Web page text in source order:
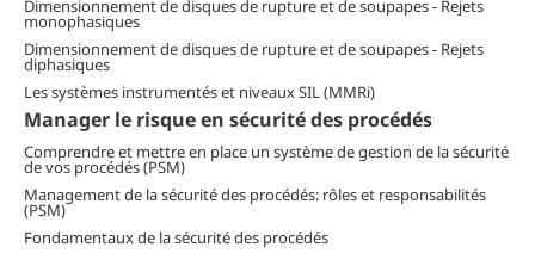
Dimensionnement de disques de rupture et de soupapes - Rejets
monophasiques
Dimensionnement de disques de rupture et de soupapes - Rejets
diphasiques
Les systèmes instrumentés et niveaux SIL (MMRi)
Manager le risque en sécurité des procédés
Comprendre et mettre en place un système de gestion de la sécurité
de vos procédés (PSM)
Management de la sécurité des procédés: rôles et responsabilités
(PSM)
Fondamentaux de la sécurité des procédés